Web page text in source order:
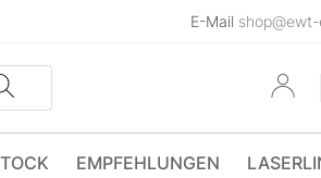
E-Mail
EMPFEHLUNGEN